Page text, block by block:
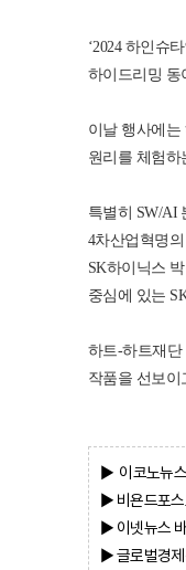
‘2024 하인슈
하이드리밍 동
이날 행사에는
원리를 체험하
특별히 SW/AI
4차산업혁명
SK하이닉스
중심에 있는
하트-하트재단
작품을 선보이
▶ 이코노뉴스
▶ 비욘드포
▶ 이넷뉴스
▶ 글로벌경